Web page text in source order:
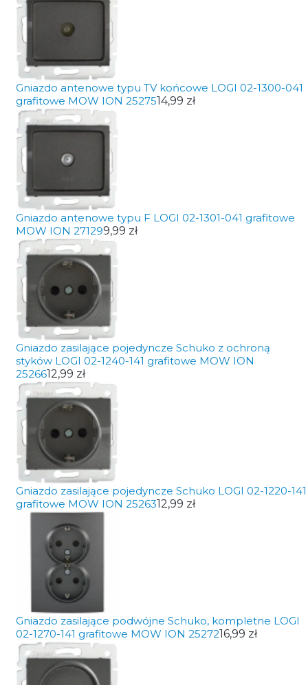
Gniazdo antenowe typu TV końcowe LOGI 02-1300-041
grafitowe MOW ION 2527514,99 zł
Gniazdo antenowe typu F LOGI 02-1301-041 grafitowe
MOW ION 271299,99 zł
Gniazdo zasilające pojedyncze Schuko z ochroną
styków LOGI 02-1240-141 grafitowe MOW ION
2526612,99 zł
Gniazdo zasilające pojedyncze Schuko LOGI 02-1220-141
grafitowe MOW ION 2526312,99 zł
Gniazdo zasilające podwójne Schuko, kompletne LOGI
02-1270-141 grafitowe MOW ION 2527216,99 zł